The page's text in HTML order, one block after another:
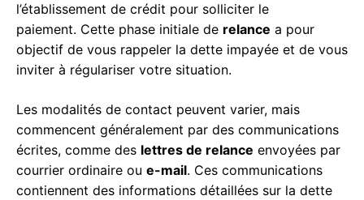
l’établissement de crédit pour solliciter le
paiement. Cette phase initiale de relance a pour
objectif de vous rappeler la dette impayée et de vous
inviter à régulariser votre situation.
Les modalités de contact peuvent varier, mais
commencent généralement par des communications
écrites, comme des lettres de relance envoyées par
courrier ordinaire ou e-mail. Ces communications
contiennent des informations détaillées sur la dette